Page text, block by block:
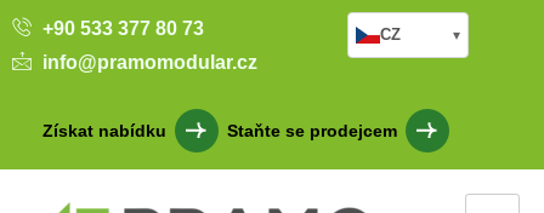
+90 533 377 80 73
info@pramomodular.cz
Získat nabídku Staňte se prodejcem
CZ ▾